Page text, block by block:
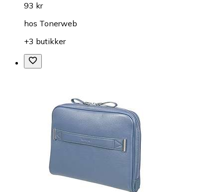
93 kr
hos Tonerweb
+3 butikker